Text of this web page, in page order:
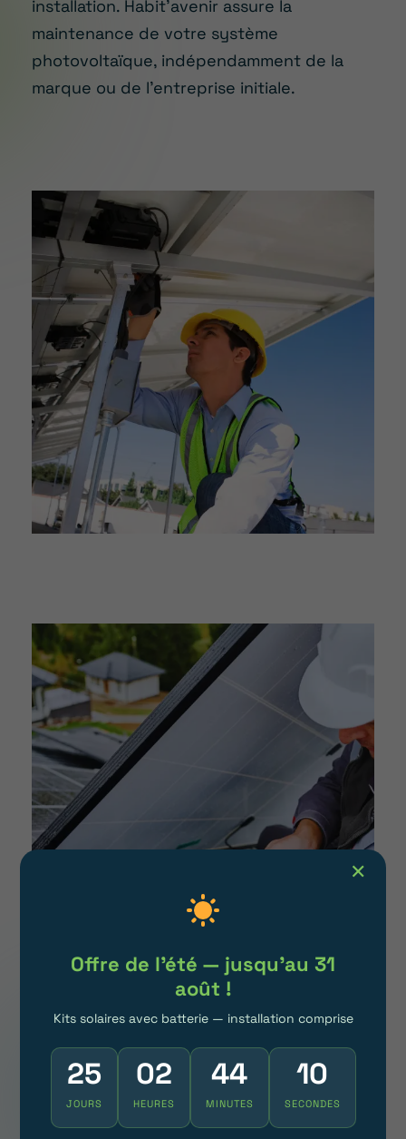
installation. Habit’avenir assure la
maintenance de votre système
photovoltaïque, indépendamment de la
marque ou de l’entreprise initiale.
Habit’avenir pour l’entretien de
votre installation solaire en
Saône-et-Loire?
✕
Offre de l'été — jusqu'au 31
août !
Kits solaires avec batterie — installation comprise
25
JOURS
02
HEURES
44
MINUTES
07
SECONDES